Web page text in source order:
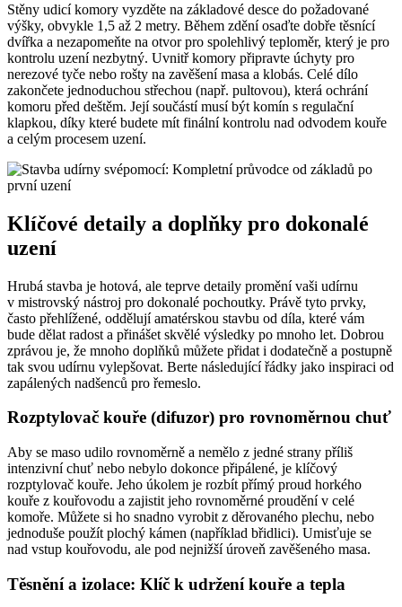
Stěny udicí komory vyzděte na základové desce do požadované
výšky, obvykle 1,5 až 2 metry. Během zdění osaďte dobře těsnící
dvířka a nezapomeňte na otvor pro spolehlivý teploměr, který je pro
kontrolu uzení nezbytný. Uvnitř komory připravte úchyty pro
nerezové tyče nebo rošty na zavěšení masa a klobás. Celé dílo
zakončete jednoduchou střechou (např. pultovou), která ochrání
komoru před deštěm. Její součástí musí být komín s regulační
klapkou, díky které budete mít finální kontrolu nad odvodem kouře
a celým procesem uzení.
Klíčové detaily a doplňky pro dokonalé
uzení
Hrubá stavba je hotová, ale teprve detaily promění vaši udírnu
v mistrovský nástroj pro dokonalé pochoutky. Právě tyto prvky,
často přehlížené, oddělují amatérskou stavbu od díla, které vám
bude dělat radost a přinášet skvělé výsledky po mnoho let. Dobrou
zprávou je, že mnoho doplňků můžete přidat i dodatečně a postupně
tak svou udírnu vylepšovat. Berte následující řádky jako inspiraci od
zapálených nadšenců pro řemeslo.
Rozptylovač kouře (difuzor) pro rovnoměrnou chuť
Aby se maso udilo rovnoměrně a nemělo z jedné strany příliš
intenzivní chuť nebo nebylo dokonce připálené, je klíčový
rozptylovač kouře. Jeho úkolem je rozbít přímý proud horkého
kouře z kouřovodu a zajistit jeho rovnoměrné proudění v celé
komoře. Můžete si ho snadno vyrobit z děrovaného plechu, nebo
jednoduše použít plochý kámen (například břidlici). Umisťuje se
nad vstup kouřovodu, ale pod nejnižší úroveň zavěšeného masa.
Těsnění a izolace: Klíč k udržení kouře a tepla